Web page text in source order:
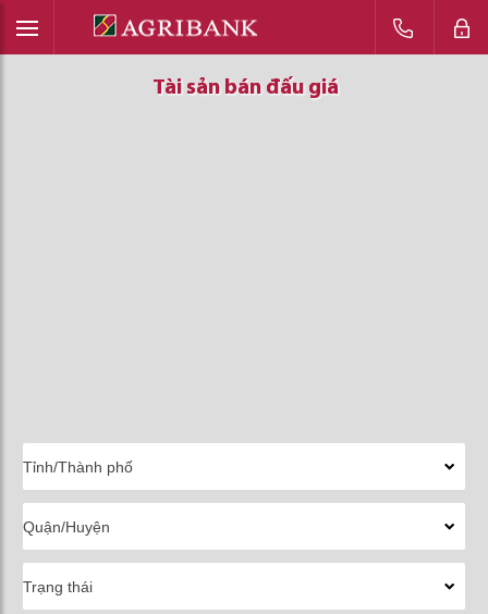
Tài sản bán đấu giá
Tài sản bán đấu giá
Tài sản bán đấu giá